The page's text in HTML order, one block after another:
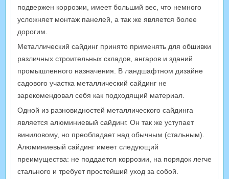
подвержен коррозии, имеет больший вес, что немного
усложняет монтаж панелей, а так же является более
дорогим.
Металлический сайдинг принято применять для обшивки
различных строительных складов, ангаров и зданий
промышленного назначения. В ландшафтном дизайне
садового участка металлический сайдинг не
зарекомендовал себя как подходящий материал.
Одной из разновидностей металлического сайдинга
является алюминиевый сайдинг. Он так же уступает
виниловому, но преобладает над обычным (стальным).
Алюминиевый сайдинг имеет следующий
преимущества: не поддается коррозии, на порядок легче
стального и требует простейший уход за собой.